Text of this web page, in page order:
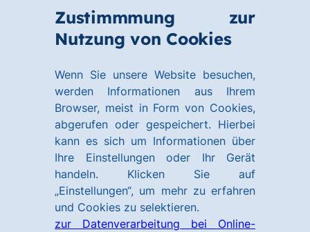
Zustimmmung zur
Nutzung von Cookies
Wenn Sie unsere Website besuchen,
werden Informationen aus Ihrem
Browser, meist in Form von Cookies,
abgerufen oder gespeichert. Hierbei
kann es sich um Informationen über
Ihre Einstellungen oder Ihr Gerät
handeln. Klicken Sie auf
„Einstellungen“, um mehr zu erfahren
und Cookies zu selektieren.
zur Datenverarbeitung bei Online-
Hauptinhalt